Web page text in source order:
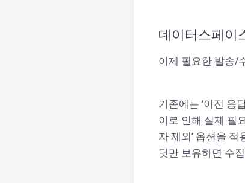
데이터스페이
이제 필요한 발송/
기존에는 ‘이전 응
이로 인해 실제 필
자 제외’ 옵션을
딧만 보유하면 수